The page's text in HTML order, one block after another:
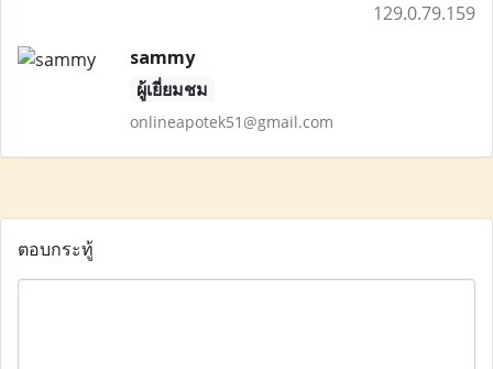
129.0.79.159
sammy
ผู้เยี่ยมชม
onlineapotek51@gmail.com
ตอบกระทู้